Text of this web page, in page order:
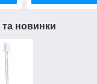
та новинки